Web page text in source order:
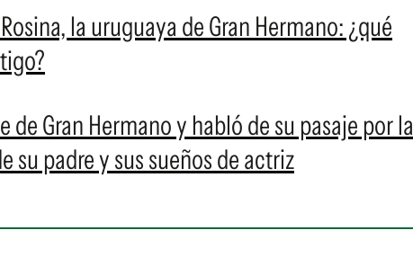
la uruguaya de Gran Hermano: ¿qué
de Gran Hermano y habló de su pasaje por la
su padre y sus sueños de actriz